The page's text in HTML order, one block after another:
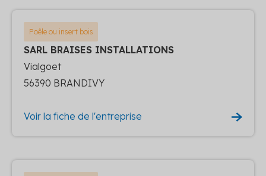
Poêle ou insert bois
SARL BRAISES INSTALLATIONS
Vialgoet
56390 BRANDIVY
Voir la fiche de l'entreprise